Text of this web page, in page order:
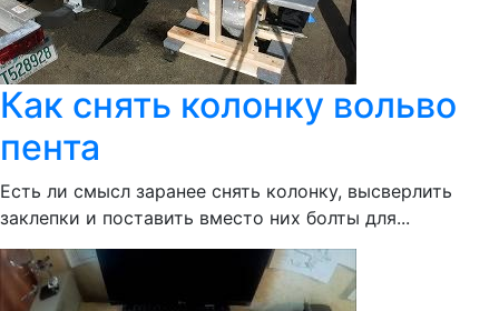
Как снять колонку вольво
пента
Есть ли смысл заранее снять колонку, высверлить
заклепки и поставить вместо них болты для...